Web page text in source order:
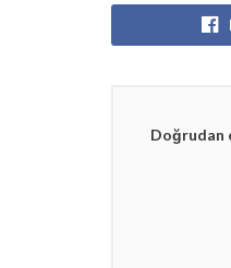
Doğrudan